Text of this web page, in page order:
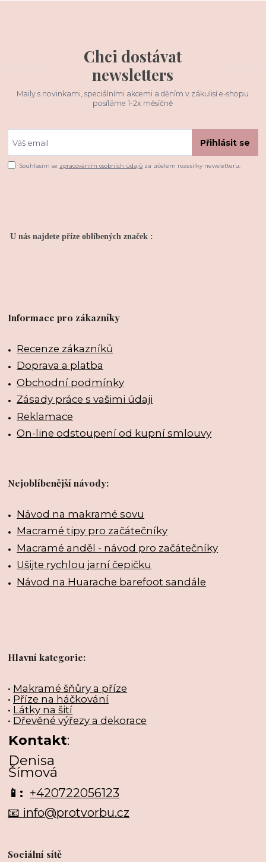
Chci dostávat
newsletters
Maily s novinkami, speciálními akcemi a děním v zákulisí e-shopu
posíláme 1-2x měsíčně
Přihlásit se
Souhlasím se zpracováním osobních údajů za účelem rozesílky newsletteru.
U nás najdete příze oblíbených značek :
Informace pro zákazníky
Recenze zákazníků
Doprava a platba
Obchodní podmínky
Zásady práce s vašimi údaji
Reklamace
On-line odstoupení od kupní smlouvy
Nejoblíbenější návody:
Návod na makramé sovu
Macramé tipy pro začátečníky
Macramé anděl - návod pro začátečníky
Ušijte rychlou jarní čepičku
Návod na Huarache barefoot sandále
Hlavní kategorie:
• Makramé šňůry a příze
• Příze na háčkování
• Látky na šití
• Dřevěné výřezy a dekorace
Kontakt:
Denisa
Šímová
📱: +420722056123
📧 info@protvorbu.cz
Sociální sítě